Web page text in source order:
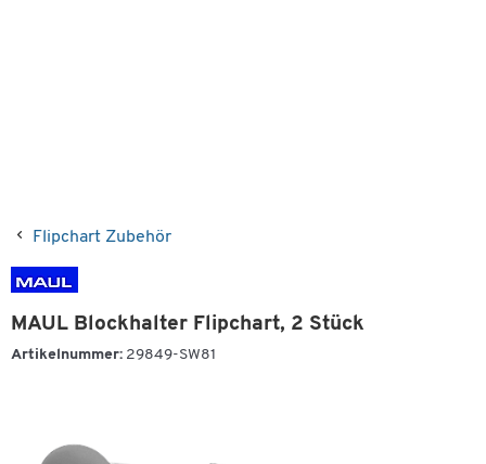
Flipchart Zubehör
MAUL Blockhalter Flipchart, 2 Stück
Artikelnummer: 29849-SW81